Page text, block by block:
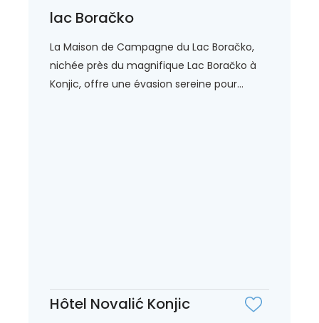
lac Boračko
La Maison de Campagne du Lac Boračko,
nichée près du magnifique Lac Boračko à
Konjic, offre une évasion sereine pour...
Hôtel Novalić Konjic